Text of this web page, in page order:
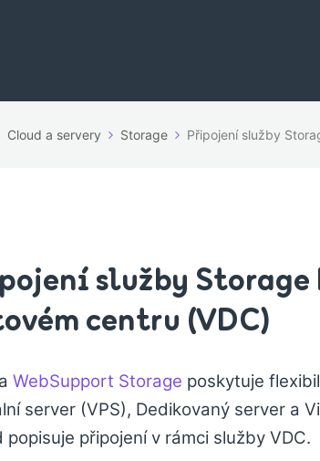
Cloud a servery Storage Připojení služby
služby
centru (VDC)
WebSupport Storage poskytuje
server (VPS), Dedikovaný server a
popisuje připojení v rámci služby VDC.